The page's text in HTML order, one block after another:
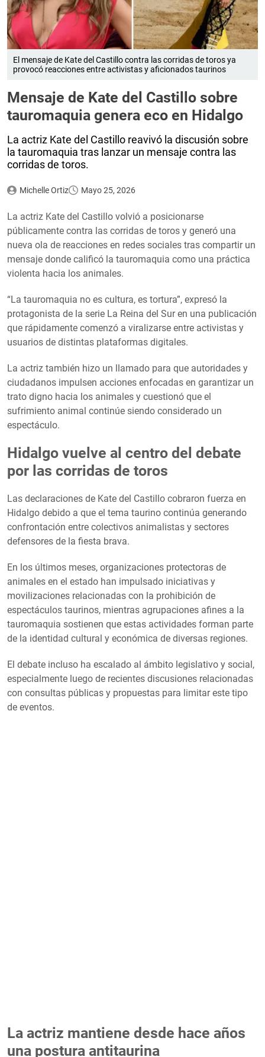
El mensaje de Kate del Castillo contra las corridas de toros ya
provocó reacciones entre activistas y aficionados taurinos
Mensaje de Kate del Castillo sobre
tauromaquia genera eco en Hidalgo
La actriz Kate del Castillo reavivó la discusión sobre
la tauromaquia tras lanzar un mensaje contra las
corridas de toros.
Michelle Ortiz Mayo 25, 2026
La actriz Kate del Castillo volvió a posicionarse
públicamente contra las corridas de toros y generó una
nueva ola de reacciones en redes sociales tras compartir un
mensaje donde calificó la tauromaquia como una práctica
violenta hacia los animales.
“La tauromaquia no es cultura, es tortura”, expresó la
protagonista de la serie La Reina del Sur en una publicación
que rápidamente comenzó a viralizarse entre activistas y
usuarios de distintas plataformas digitales.
La actriz también hizo un llamado para que autoridades y
ciudadanos impulsen acciones enfocadas en garantizar un
trato digno hacia los animales y cuestionó que el
sufrimiento animal continúe siendo considerado un
espectáculo.
Hidalgo vuelve al centro del debate
por las corridas de toros
Las declaraciones de Kate del Castillo cobraron fuerza en
Hidalgo debido a que el tema taurino continúa generando
confrontación entre colectivos animalistas y sectores
defensores de la fiesta brava.
En los últimos meses, organizaciones protectoras de
animales en el estado han impulsado iniciativas y
movilizaciones relacionadas con la prohibición de
espectáculos taurinos, mientras agrupaciones afines a la
tauromaquia sostienen que estas actividades forman parte
de la identidad cultural y económica de diversas regiones.
El debate incluso ha escalado al ámbito legislativo y social,
especialmente luego de recientes discusiones relacionadas
con consultas públicas y propuestas para limitar este tipo
de eventos.
La actriz mantiene desde hace años
una postura antitaurina